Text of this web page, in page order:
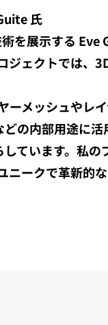
氏
を展示する Eve
ジェクトでは、
メッシュやレ
の内部用途に活
ています。私の
ニークで革新的